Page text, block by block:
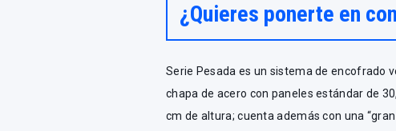
¿Quieres ponerte en
Serie Pesada es un sistema de encofrado
chapa de acero con paneles estándar de
cm de altura; cuenta además con una